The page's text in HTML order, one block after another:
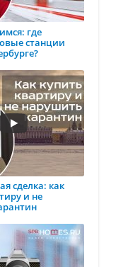
где
станции
сделка: как
и не